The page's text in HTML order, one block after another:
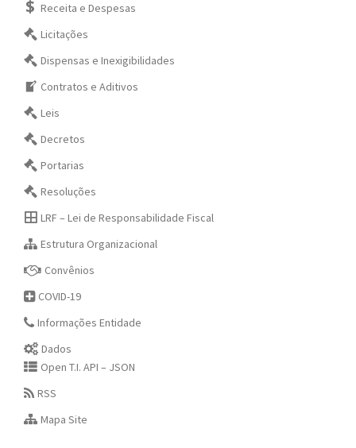
Receita e Despesas
Licitações
Dispensas e Inexigibilidades
Contratos e Aditivos
Leis
Decretos
Portarias
Resoluções
LRF – Lei de Responsabilidade Fiscal
Estrutura Organizacional
Convênios
COVID-19
Informações Entidade
Dados
Open T.I. API – JSON
RSS
Mapa Site